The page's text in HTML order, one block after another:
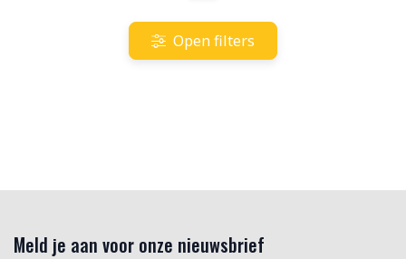
Open filters
Meld je aan voor onze nieuwsbrief